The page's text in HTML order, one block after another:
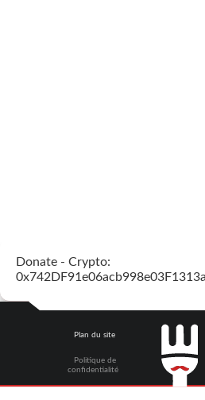
Donate - Crypto:
Plan du site
Politique de
confidentialité